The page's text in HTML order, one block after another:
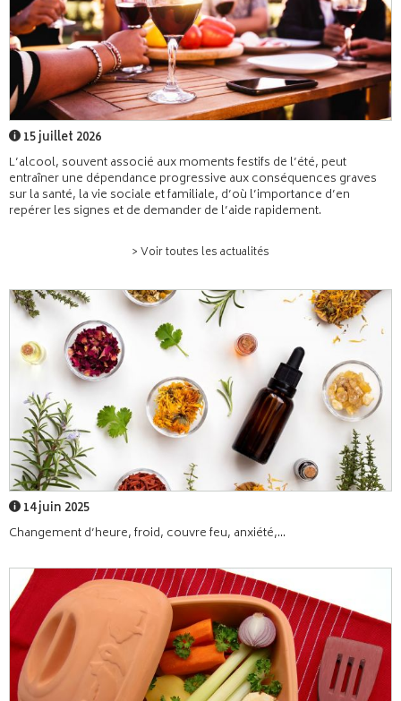
15 juillet 2026
L’alcool, souvent associé aux moments festifs de l’été, peut
entraîner une dépendance progressive aux conséquences graves
sur la santé, la vie sociale et familiale, d’où l’importance d’en
repérer les signes et de demander de l’aide rapidement.
> Voir toutes les actualités
14 juin 2025
Changement d’heure, froid, couvre feu, anxiété,...